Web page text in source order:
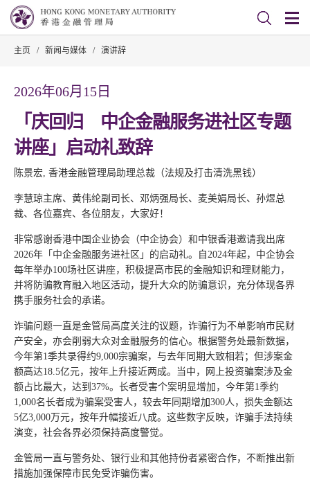
主页 / 新闻与媒体 / 演讲辞
2026年06月15日
「庆回归 中企金融服务进社区专题
讲座」启动礼致辞
陈景宏, 香港金融管理局助理总裁（法规及打击清洗黑钱）
李慧琼主席、黄伟纶副司长、邓炳强局长、麦美娟局长、孙煜总
裁、各位嘉宾、各位朋友，大家好！
非常感谢香港中国企业协会（中企协会）和中银香港邀请我出席
2026年「中企金融服务进社区」的启动礼。自2024年起，中企协会
每年举办100场社区讲座，积极提高市民的金融知识和理财能力，
并将防骗教育融入地区活动，提升大众的防骗意识，充分体现各界
携手服务社会的承诺。
诈骗问题一直是金管局高度关注的议题，诈骗行为不单影响市民财
产安全，亦会削弱大众对金融服务的信心。根据警务处最新数据，
今年第1季共录得约9,000宗骗案，与去年同期大致相若；但涉案金
额高达18.5亿元，按年上升接近两成。当中，网上投资骗案涉及金
额占比最大，达到37%。长者受害个案明显增加，今年第1季约
1,000名长者成为骗案受害人，较去年同期增加300人，损失金额达
5亿3,000万元，按年升幅接近八成。这些数字反映，诈骗手法持续
演变，社会各界必须保持高度警觉。
金管局一直与警务处、银行业和其他持份者紧密合作，不断推出新
措施加强保障市民免受诈骗伤害。